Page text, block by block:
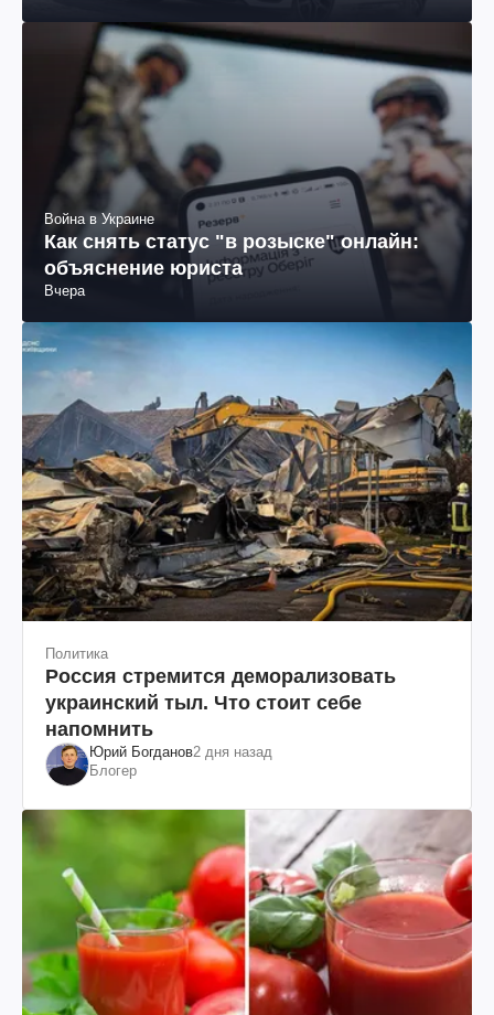
Война в Украине
Как снять статус "в розыске" онлайн:
объяснение юриста
Вчера
Политика
Россия стремится деморализовать
украинский тыл. Что стоит себе
напомнить
Юрий Богданов2 дня назад
Блогер